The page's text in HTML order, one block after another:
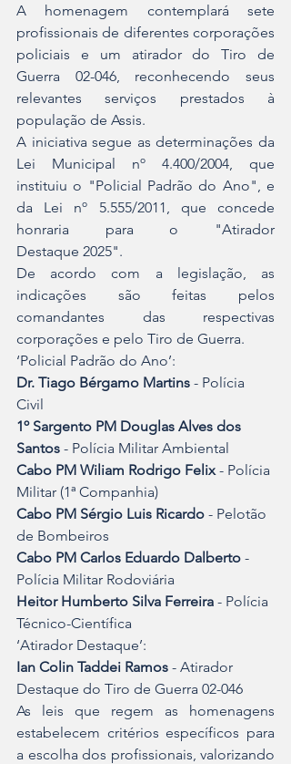
A homenagem contemplará sete
profissionais de diferentes corporações
policiais e um atirador do Tiro de
Guerra 02-046, reconhecendo seus
relevantes serviços prestados à
população de Assis.
A iniciativa segue as determinações da
Lei Municipal nº 4.400/2004, que
instituiu o "Policial Padrão do Ano", e
da Lei nº 5.555/2011, que concede
honraria para o "Atirador
Destaque 2025".
De acordo com a legislação, as
indicações são feitas pelos
comandantes das respectivas
corporações e pelo Tiro de Guerra.
‘Policial Padrão do Ano’:
Dr. Tiago Bérgamo Martins - Polícia
Civil
1º Sargento PM Douglas Alves dos
Santos - Polícia Militar Ambiental
Cabo PM Wiliam Rodrigo Felix - Polícia
Militar (1ª Companhia)
Cabo PM Sérgio Luis Ricardo - Pelotão
de Bombeiros
Cabo PM Carlos Eduardo Dalberto -
Polícia Militar Rodoviária
Heitor Humberto Silva Ferreira - Polícia
Técnico-Científica
‘Atirador Destaque’:
Ian Colin Taddei Ramos - Atirador
Destaque do Tiro de Guerra 02-046
As leis que regem as homenagens
estabelecem critérios específicos para
a escolha dos profissionais, valorizando